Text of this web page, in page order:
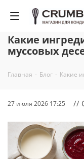
Какие
муссовых
Главная - Блог - Какие
27 июля 2026 17:25 //